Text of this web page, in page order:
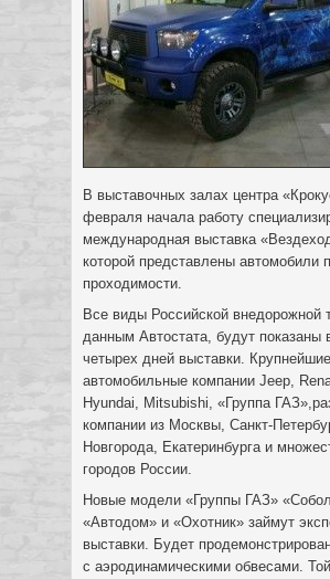
В выставочных залах центра
февраля начала работу
международная выставка
которой представлены автомобили
проходимости.
Все виды Российской внедорожной
данным Автостата, будут показаны
четырех дней выставки. Крупнейшие
автомобильные компании Jeep,
Hyundai, Mitsubishi, «Группа
компании из Москвы, Санкт-
Новгорода, Екатеринбурга и
городов России.
Новые модели «Группы ГАЗ»
«Автодом» и «Охотник» займут
выставки. Будет
с аэродинамическими обвесами.